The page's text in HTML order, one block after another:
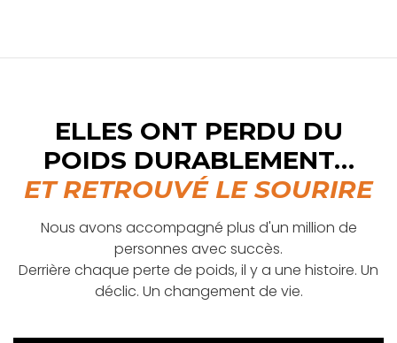
ELLES ONT PERDU DU
POIDS DURABLEMENT…
ET RETROUVÉ LE SOURIRE
Nous avons accompagné plus d'un million de
personnes avec succès.
Derrière chaque perte de poids, il y a une histoire. Un
déclic. Un changement de vie.